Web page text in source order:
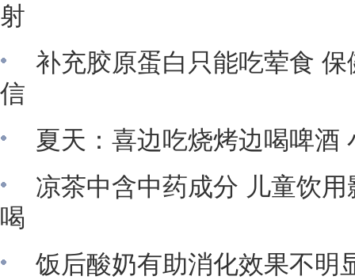
射
补充胶原蛋白只能吃荤食
信
夏天：喜边吃烧烤边喝啤酒
凉茶中含中药成分 儿童饮
喝
饭后酸奶有助消化效果不明